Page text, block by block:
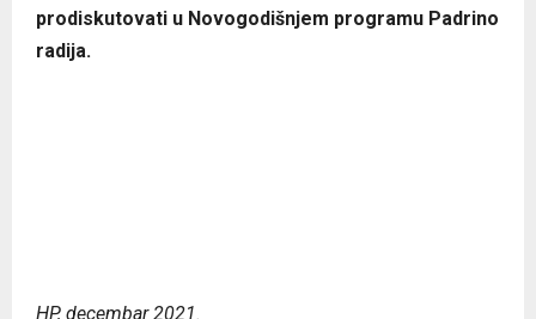
prodiskutovati u Novogodišnjem programu Padrino
radija.
HP, decembar 2021.